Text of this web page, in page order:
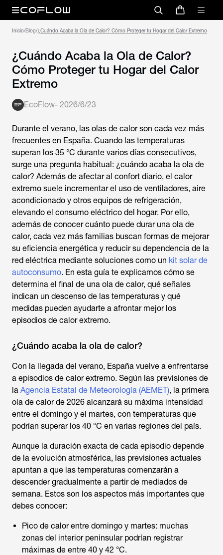
Inicio/Blog/¿Cuándo Acaba la Ola de Calor? Cómo Proteger tu Hogar del Calor Extremo
¿Cuándo Acaba la Ola de Calor?
Cómo Proteger tu Hogar del Calor
Extremo
EcoFlow- 2026/6/23
Durante el verano, las olas de calor son cada vez más
frecuentes en España. Cuando las temperaturas
superan los 35 °C durante varios días consecutivos,
surge una pregunta habitual: ¿cuándo acaba la ola de
calor? Además de afectar al confort diario, el calor
extremo suele incrementar el uso de ventiladores, aire
acondicionado y otros equipos de refrigeración,
elevando el consumo eléctrico del hogar. Por ello,
además de conocer cuánto puede durar una ola de
calor, cada vez más familias buscan formas de mejorar
su eficiencia energética y reducir su dependencia de la
red eléctrica mediante soluciones como un kit solar de
autoconsumo. En esta guía te explicamos cómo se
determina el final de una ola de calor, qué señales
indican un descenso de las temperaturas y qué
medidas pueden ayudarte a afrontar mejor los
episodios de calor extremo.
¿Cuándo acaba la ola de calor?
Con la llegada del verano, España vuelve a enfrentarse
a episodios de calor extremo. Según las previsiones de
la Agencia Estatal de Meteorología (AEMET), la primera
ola de calor de 2026 alcanzará su máxima intensidad
entre el domingo y el martes, con temperaturas que
podrían superar los 40 °C en varias regiones del país.
Aunque la duración exacta de cada episodio depende
de la evolución atmosférica, las previsiones actuales
apuntan a que las temperaturas comenzarán a
descender gradualmente a partir de mediados de
semana. Estos son los aspectos más importantes que
debes conocer:
Pico de calor entre domingo y martes: muchas
zonas del interior peninsular podrían registrar
máximas de entre 40 y 42 °C.